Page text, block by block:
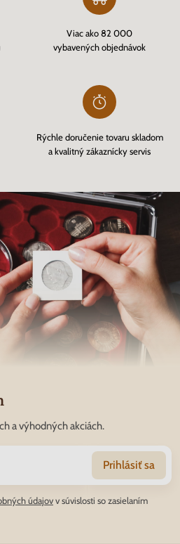
Viac ako 82 000
vybavených objednávok
Rýchle doručenie tovaru skladom
a kvalitný zákaznícky servis
a výhodných akciách.
Prihlásiť sa
údajovv súvislosti so zasielaním